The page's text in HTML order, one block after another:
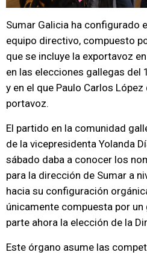
Sumar Galicia ha configurado
equipo directivo, compuesto
que se incluye la exportavoz
en las elecciones gallegas del
y en el que Paulo Carlos
portavoz.
El partido en la comunidad
de la vicepresidenta Yolanda
sábado daba a conocer los
para la dirección de Sumar a
hacia su configuración
únicamente compuesta por
parte ahora la elección de la
Este órgano asume las